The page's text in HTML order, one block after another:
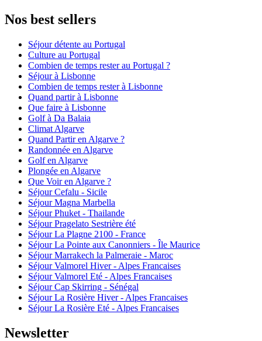
Nos best sellers
Séjour détente au Portugal
Culture au Portugal
Combien de temps rester au Portugal ?
Séjour à Lisbonne
Combien de temps rester à Lisbonne
Quand partir à Lisbonne
Que faire à Lisbonne
Golf à Da Balaia
Climat Algarve
Quand Partir en Algarve ?
Randonnée en Algarve
Golf en Algarve
Plongée en Algarve
Que Voir en Algarve ?
Séjour Cefalu - Sicile
Séjour Magna Marbella
Séjour Phuket - Thailande
Séjour Pragelato Sestrière été
Séjour La Plagne 2100 - France
Séjour La Pointe aux Canonniers - Île Maurice
Séjour Marrakech la Palmeraie - Maroc
Séjour Valmorel Hiver - Alpes Francaises
Séjour Valmorel Eté - Alpes Francaises
Séjour Cap Skirring - Sénégal
Séjour La Rosière Hiver - Alpes Francaises
Séjour La Rosière Eté - Alpes Francaises
Newsletter